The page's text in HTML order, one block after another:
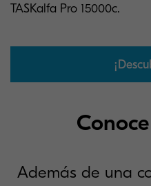
TASKalfa Pro 15000c.
Además de una